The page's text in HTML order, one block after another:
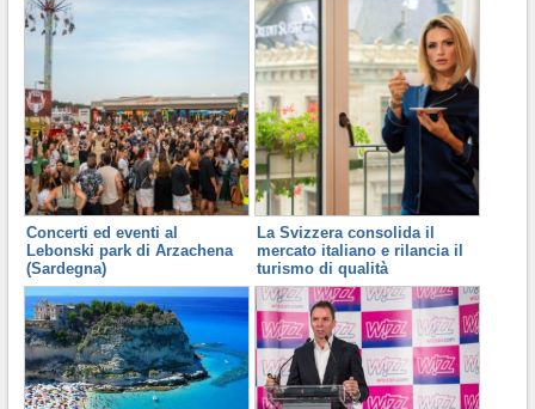
Concerti ed eventi al
Lebonski park di Arzachena
(Sardegna)
La Svizzera consolida il
mercato italiano e rilancia il
turismo di qualità